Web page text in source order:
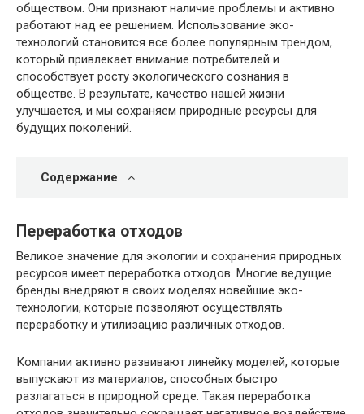
обществом. Они признают наличие проблемы и активно
работают над ее решением. Использование эко-
технологий становится все более популярным трендом,
который привлекает внимание потребителей и
способствует росту экологического сознания в
обществе. В результате, качество нашей жизни
улучшается, и мы сохраняем природные ресурсы для
будущих поколений.
Содержание
Переработка отходов
Великое значение для экологии и сохранения природных
ресурсов имеет переработка отходов. Многие ведущие
бренды внедряют в своих моделях новейшие эко-
технологии, которые позволяют осуществлять
переработку и утилизацию различных отходов.
Компании активно развивают линейку моделей, которые
выпускают из материалов, способных быстро
разлагаться в природной среде. Такая переработка